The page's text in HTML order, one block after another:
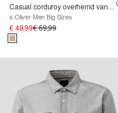
Casual corduroy overhemd van stretch katoen
s.Oliver Men Big Sizes
€ 49,99€ 69,99